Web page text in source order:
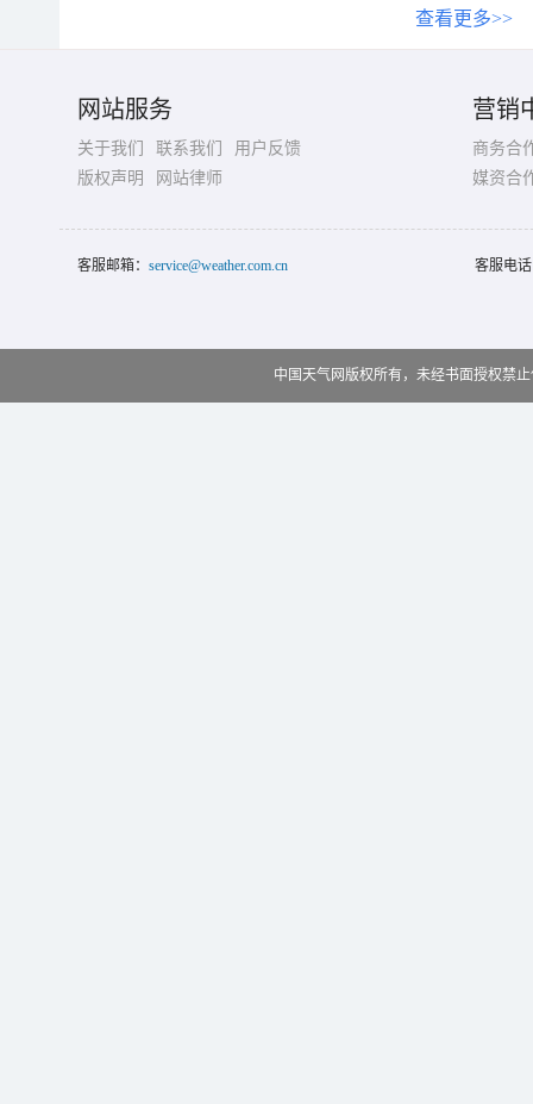
查看更多>>
网站服务
关于我们 联系我们
用户反馈
版权声明
网站律师
营销
商务合
媒资合
客服邮箱： service@weather.com.cn 客服电
中国天气网版权所有，未经书面授权